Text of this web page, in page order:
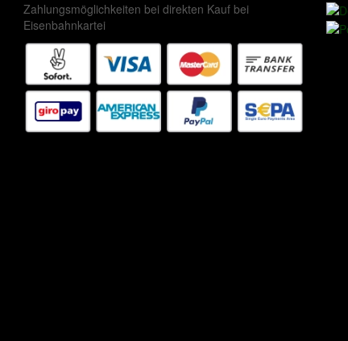
Zahlungsmöglichkeiten bei direkten Kauf bei
Eisenbahnkartei